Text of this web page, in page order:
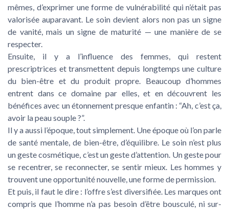
mêmes, d’exprimer une forme de vulnérabilité qui n’était pas
valorisée auparavant. Le soin devient alors non pas un signe
de vanité, mais un signe de maturité — une manière de se
respecter.
Ensuite, il y a l’influence des femmes, qui restent
prescriptrices et transmettent depuis longtemps une culture
du bien-être et du produit propre. Beaucoup d’hommes
entrent dans ce domaine par elles, et en découvrent les
bénéfices avec un étonnement presque enfantin : “Ah, c’est ça,
avoir la peau souple ?”.
Il y a aussi l’époque, tout simplement. Une époque où l’on parle
de santé mentale, de bien-être, d’équilibre. Le soin n’est plus
un geste cosmétique, c’est un geste d’attention. Un geste pour
se recentrer, se reconnecter, se sentir mieux. Les hommes y
trouvent une opportunité nouvelle, une forme de permission.
Et puis, il faut le dire : l’offre s’est diversifiée. Les marques ont
compris que l’homme n’a pas besoin d’être bousculé, ni sur-